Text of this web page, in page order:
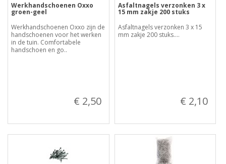
Werkhandschoenen Oxxo
groen-geel
Werkhandschoenen Oxxo zijn de
handschoenen voor het werken
in de tuin. Comfortabele
handschoen en go..
€ 2,50
Asfaltnagels verzonken 3 x
15 mm zakje 200 stuks
Asfaltnagels verzonken 3 x 15
mm zakje 200 stuks....
€ 2,10